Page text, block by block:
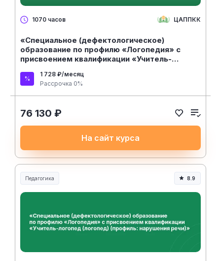
1070 часов ЦАППКК
«Специальное (дефектологическое)
образование по профилю «Логопедия» с
присвоением квалификации «Учитель-
речи)»1 728 ₽/месяц
Рассрочка 0%
76 130 ₽
На сайт курса
Педагогика
Образование и педагогика
8.9